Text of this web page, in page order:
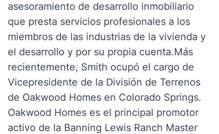
asesoramiento de desarrollo inmobiliario
que presta servicios profesionales a los
miembros de las industrias de la vivienda y
el desarrollo y por su propia cuenta.Más
recientemente, Smith ocupó el cargo de
Vicepresidente de la División de Terrenos
de Oakwood Homes en Colorado Springs.
Oakwood Homes es el principal promotor
activo de la Banning Lewis Ranch Master